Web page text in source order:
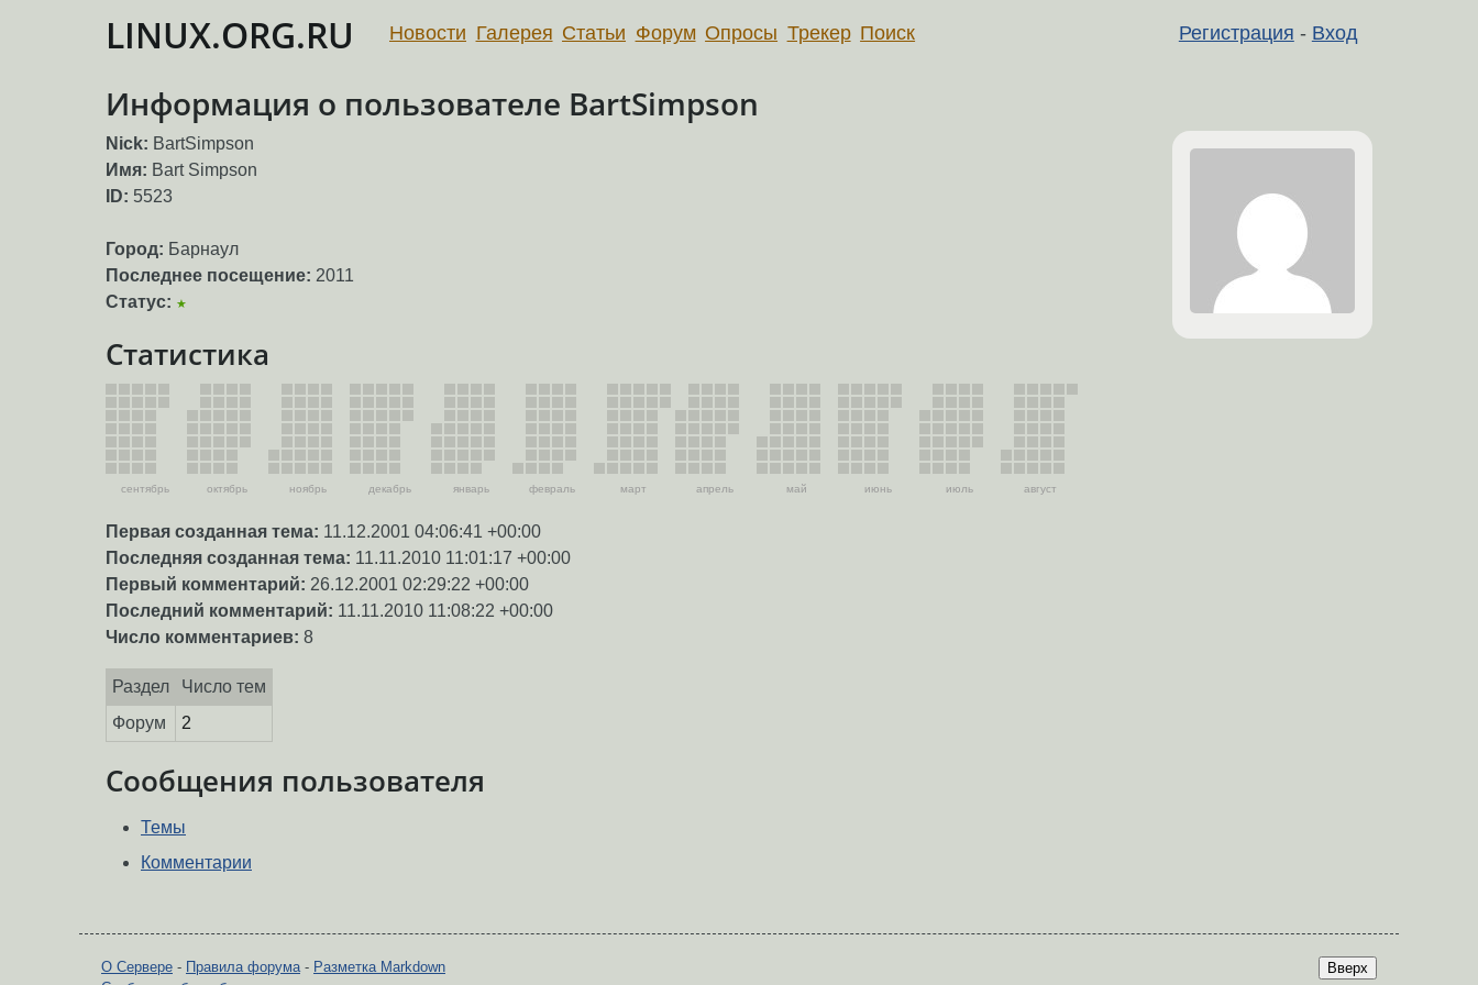
LINUX.ORG.RU Регистрация - Вход
Новости Галерея Статьи Форум Опросы Трекер Поиск
Информация о пользователе BartSimpson
Nick: BartSimpson
Имя: Bart Simpson
ID: 5523
Город: Барнаул
Последнее посещение: 2011
Статус: ★
Статистика
сентябрь октябрь ноябрь декабрь январь февраль март апрель май июнь июль август
Первая созданная тема: 11.12.2001 04:06:41 +00:00
Последняя созданная тема: 11.11.2010 11:01:17 +00:00
Первый комментарий: 26.12.2001 02:29:22 +00:00
Последний комментарий: 11.11.2010 11:08:22 +00:00
Число комментариев: 8
Раздел
Число тем
Форум
2
Сообщения пользователя
Темы
Комментарии
Вверх
О Сервере - Правила форума- Разметка Markdown